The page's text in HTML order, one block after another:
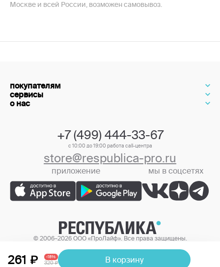
261 -18%
320 В корзину
Москве и всей России, возможен самовывоз.
покупателям
сервисы
о нас
+7 (499) 444-33-67
с 10:00 до 19:00 работа call-центра
store@respublica-pro.ru
приложение мы в соцсетях
© 2006–2026 ООО «ПроЛайф». Все права защищены.